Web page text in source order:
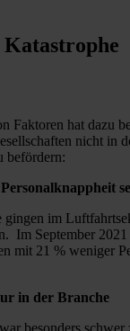
Faktoren hat dazu
nicht in
befördern:
gingen im
Im September
mit 21 % weniger
in der Branche